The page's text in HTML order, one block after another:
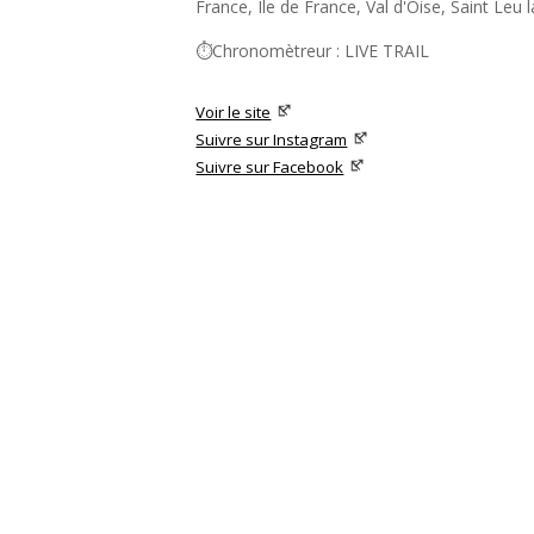
France, Ile de France, Val d'Oise, Saint Leu
⏱️Chronomètreur : LIVE TRAIL
Voir le site
Suivre sur Instagram
Suivre sur Facebook